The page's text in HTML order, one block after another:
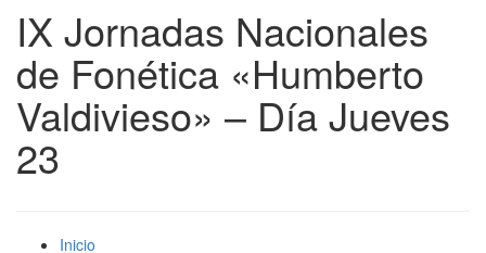
IX Jornadas Nacionales
de Fonética «Humberto
Valdivieso» – Día Jueves
23
Inicio